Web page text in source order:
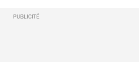
PUBLICITÉ